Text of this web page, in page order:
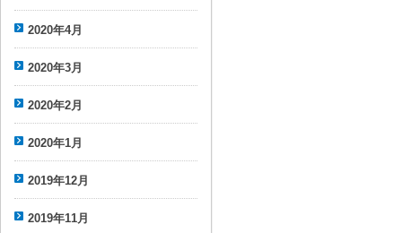
2020年4月
2020年3月
2020年2月
2020年1月
2019年12月
2019年11月